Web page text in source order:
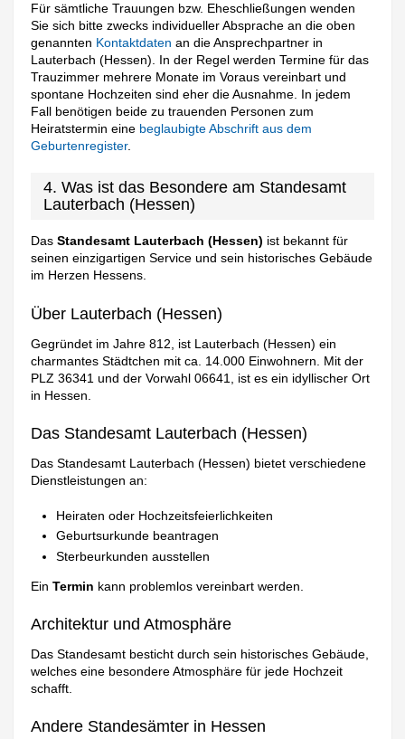
Für sämtliche Trauungen bzw. Eheschließungen wenden
Sie sich bitte zwecks individueller Absprache an die oben
genannten Kontaktdaten an die Ansprechpartner in
Lauterbach (Hessen). In der Regel werden Termine für das
Trauzimmer mehrere Monate im Voraus vereinbart und
spontane Hochzeiten sind eher die Ausnahme. In jedem
Fall benötigen beide zu trauenden Personen zum
Heiratstermin eine beglaubigte Abschrift aus dem
Geburtenregister.
4. Was ist das Besondere am Standesamt
Lauterbach (Hessen)
DasStandesamt Lauterbach (Hessen) ist bekannt für
seinen einzigartigen Service und sein historisches Gebäude
im Herzen Hessens.
Über Lauterbach (Hessen)
Gegründet im Jahre 812, ist Lauterbach (Hessen) ein
charmantes Städtchen mit ca. 14.000 Einwohnern. Mit der
PLZ 36341 und der Vorwahl 06641, ist es ein idyllischer Ort
in Hessen.
Das Standesamt Lauterbach (Hessen)
Das Standesamt Lauterbach (Hessen) bietet verschiedene
Dienstleistungen an:
Heiraten oder Hochzeitsfeierlichkeiten
Geburtsurkunde beantragen
Sterbeurkunden ausstellen
EinTermin kann problemlos vereinbart werden.
Architektur und Atmosphäre
Das Standesamt besticht durch sein historisches Gebäude,
welches eine besondere Atmosphäre für jede Hochzeit
schafft.
Andere Standesämter in Hessen